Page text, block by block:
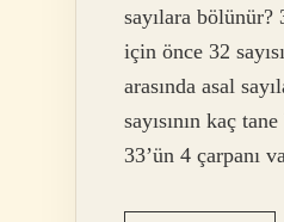
sayılara bölünür?
için önce 32
arasında asal
sayısının kaç
33’ün 4 çarpanı